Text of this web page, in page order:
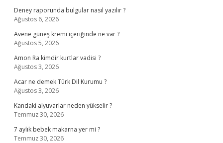
Deney raporunda bulgular nasıl yazılır ?
Ağustos 6, 2026
Avene güneş kremi içeriğinde ne var ?
Ağustos 5, 2026
Amon Ra kimdir kurtlar vadisi ?
Ağustos 3, 2026
Acar ne demek Türk Dil Kurumu ?
Ağustos 3, 2026
Kandaki alyuvarlar neden yükselir ?
Temmuz 30, 2026
7 aylık bebek makarna yer mi ?
Temmuz 30, 2026